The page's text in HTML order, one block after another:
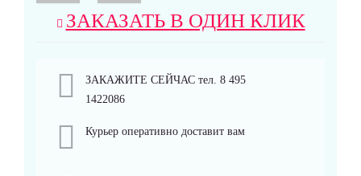
ЗАКАЗАТЬ В ОДИН КЛИК
ЗАКАЖИТЕ СЕЙЧАС тел. 8 495
1422086
Курьер оперативно доставит вам